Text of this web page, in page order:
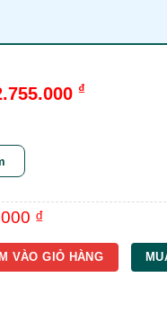
₫
₫.
₫
tại
là:
Gấp 2 1m x 2m số lượng
VÀO GIỎ HÀNG